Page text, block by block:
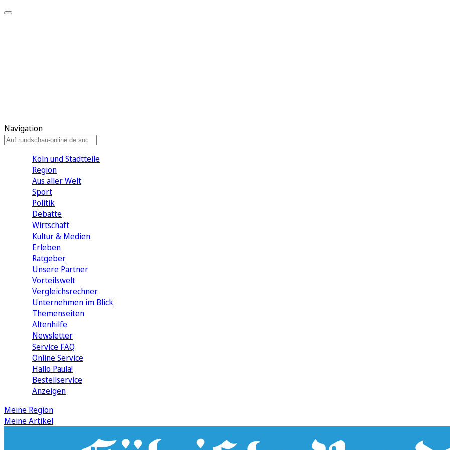
Navigation
Köln und Stadtteile
Region
Aus aller Welt
Sport
Politik
Debatte
Wirtschaft
Kultur & Medien
Erleben
Ratgeber
Unsere Partner
Vorteilswelt
Vergleichsrechner
Unternehmen im Blick
Themenseiten
Altenhilfe
Newsletter
Service FAQ
Online Service
Hallo Paula!
Bestellservice
Anzeigen
Meine Region
Meine Artikel